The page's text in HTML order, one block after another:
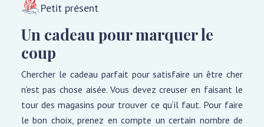
Petit présent
Un cadeau pour marquer le
coup
Chercher le cadeau parfait pour satisfaire un être cher
n’est pas chose aisée. Vous devez creuser en faisant le
tour des magasins pour trouver ce qu’il faut. Pour faire
le bon choix, prenez en compte un certain nombre de